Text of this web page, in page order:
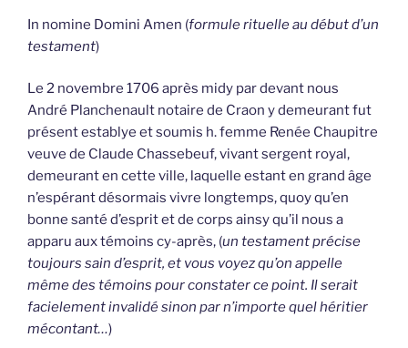
In nomine Domini Amen (formule rituelle au début d’un
testament)
Le 2 novembre 1706 après midy par devant nous
André Planchenault notaire de Craon y demeurant fut
présent establye et soumis h. femme Renée Chaupitre
veuve de Claude Chassebeuf, vivant sergent royal,
demeurant en cette ville, laquelle estant en grand âge
n’espérant désormais vivre longtemps, quoy qu’en
bonne santé d’esprit et de corps ainsy qu’il nous a
apparu aux témoins cy-après, (un testament précise
toujours sain d’esprit, et vous voyez qu’on appelle
même des témoins pour constater ce point. Il serait
facielement invalidé sinon par n’importe quel héritier
mécontant…)